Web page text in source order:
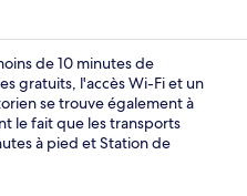
Service de café
de 10 minutes de
gratuits, l'accès Wi-Fi et un
se trouve également à
le fait que les transports
à pied et Station de